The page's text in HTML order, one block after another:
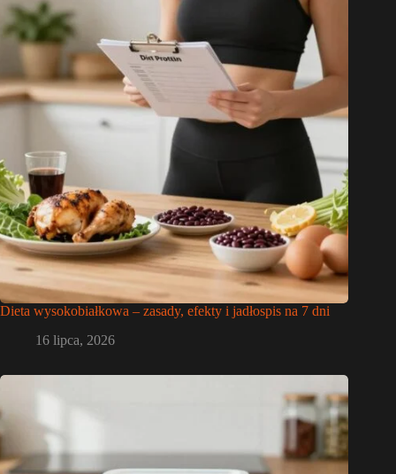
Dieta wysokobiałkowa – zasady, efekty i jadłospis na 7 dni
16 lipca, 2026